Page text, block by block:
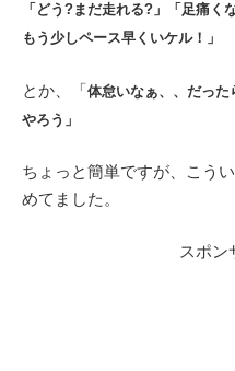
「どう?まだ走れる?」「足痛く
もう少しペース早くいケル！」
とか、「体怠いなぁ、、だった
やろう」
ちょっと簡単ですが、こう
めてました。
スポン